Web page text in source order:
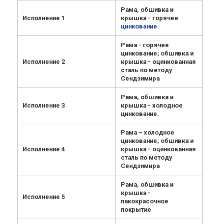
Исполнение 1
Рама, обшивка и
крышка - горячее
цинкование.
Исполнение 2
Рама - горячее
цинкование; обшивка и
крышка - оцинкованная
сталь по методу
Сендзимира
Исполнение 3
Рама, обшивка и
крышка - холодное
цинкование.
Исполнение 4
Рама – холодное
цинкование; обшивка и
крышка - оцинкованная
сталь по методу
Сендзимира
Исполнение 5
Рама, обшивка и
крышка -
лакокрасочное
покрытие